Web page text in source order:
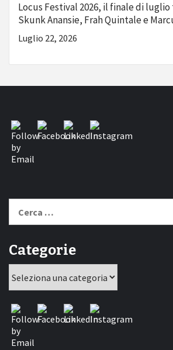
Locus Festival 2026, il finale di
Skunk Anansie, Frah Quintale e
Luglio 22, 2026
per:
Categorie